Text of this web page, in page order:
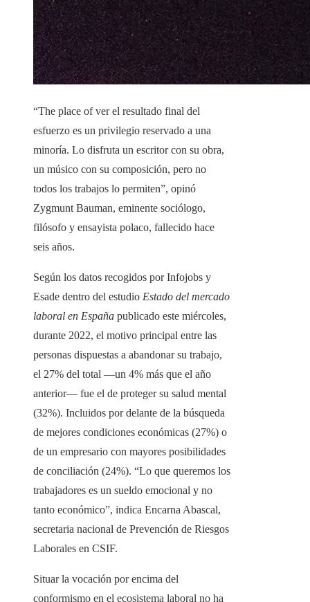
“The place of ver el resultado final del
esfuerzo es un privilegio reservado a una
minoría. Lo disfruta un escritor con su obra,
un músico con su composición, pero no
todos los trabajos lo permiten”, opinó
Zygmunt Bauman, eminente sociólogo,
filósofo y ensayista polaco, fallecido hace
seis años.
Según los datos recogidos por Infojobs y
Esade dentro del estudio Estado del mercado
laboral en España publicado este miércoles,
durante 2022, el motivo principal entre las
personas dispuestas a abandonar su trabajo,
el 27% del total —un 4% más que el año
anterior— fue el de proteger su salud mental
(32%). Incluidos por delante de la búsqueda
de mejores condiciones económicas (27%) o
de un empresario con mayores posibilidades
de conciliación (24%). “Lo que queremos los
trabajadores es un sueldo emocional y no
tanto económico”, indica Encarna Abascal,
secretaria nacional de Prevención de Riesgos
Laborales en CSIF.
Situar la vocación por encima del
conformismo en el ecosistema laboral no ha